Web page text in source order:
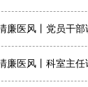
廉医风丨党员干
廉医风丨科室主